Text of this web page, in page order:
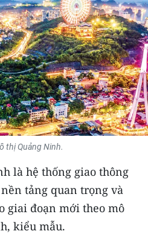
thị Quảng Ninh.
là hệ thống giao thông
tảng quan trọng và
giai đoạn mới theo mô
kiểu mẫu.